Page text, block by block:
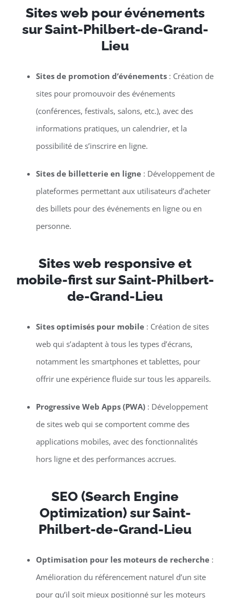
Sites web pour événements
sur Saint-Philbert-de-Grand-
Lieu
Sites de promotion d’événements: Création de
sites pour promouvoir des événements
(conférences, festivals, salons, etc.), avec des
informations pratiques, un calendrier, et la
possibilité de s’inscrire en ligne.
Sites de billetterie en ligne: Développement de
plateformes permettant aux utilisateurs d’acheter
des billets pour des événements en ligne ou en
personne.
Sites web responsive et
mobile-first sur Saint-Philbert-
de-Grand-Lieu
Sites optimisés pour mobile: Création de sites
web qui s’adaptent à tous les types d’écrans,
notamment les smartphones et tablettes, pour
offrir une expérience fluide sur tous les appareils.
Progressive Web Apps (PWA): Développement
de sites web qui se comportent comme des
applications mobiles, avec des fonctionnalités
hors ligne et des performances accrues.
SEO (Search Engine
Optimization) sur Saint-
Philbert-de-Grand-Lieu
Optimisation pour les moteurs de recherche:
Amélioration du référencement naturel d’un site
pour qu’il soit mieux positionné sur les moteurs